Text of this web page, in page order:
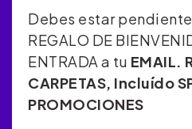
Debes estar
REGALO DE
ENTRADA a tu EMAIL.
CARPETAS, Incluído
PROMOCIONES